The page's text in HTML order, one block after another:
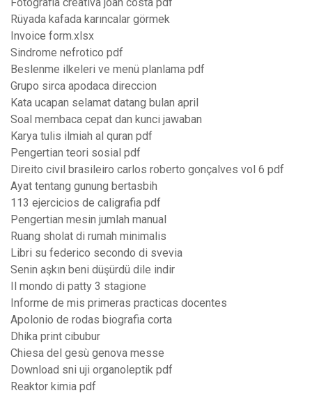
Fotografia creativa joan costa pdf
Rüyada kafada karıncalar görmek
Invoice form.xlsx
Sindrome nefrotico pdf
Beslenme ilkeleri ve menü planlama pdf
Grupo sirca apodaca direccion
Kata ucapan selamat datang bulan april
Soal membaca cepat dan kunci jawaban
Karya tulis ilmiah al quran pdf
Pengertian teori sosial pdf
Direito civil brasileiro carlos roberto gonçalves vol 6 pdf
Ayat tentang gunung bertasbih
113 ejercicios de caligrafia pdf
Pengertian mesin jumlah manual
Ruang sholat di rumah minimalis
Libri su federico secondo di svevia
Senin aşkın beni düşürdü dile indir
Il mondo di patty 3 stagione
Informe de mis primeras practicas docentes
Apolonio de rodas biografia corta
Dhika print cibubur
Chiesa del gesù genova messe
Download sni uji organoleptik pdf
Reaktor kimia pdf